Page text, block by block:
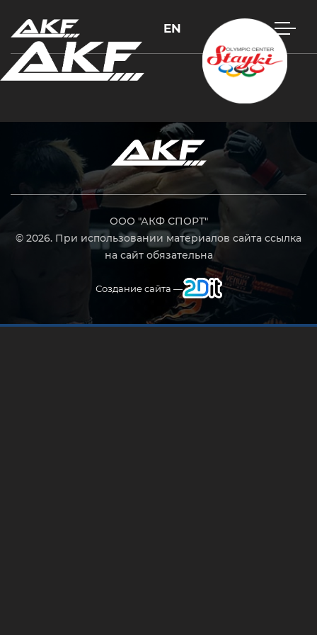
EN
ООО "АКФ СПОРТ"
© 2026. При использовании материалов сайта ссылка
на сайт обязательна
Создание сайта —
Нажмите Enter для поиска или Esc, чтобы закрыть